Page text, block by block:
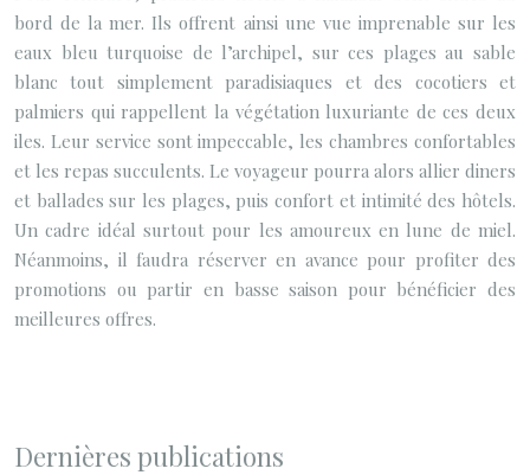
bord de la mer. Ils offrent ainsi une vue imprenable sur les
eaux bleu turquoise de l’archipel, sur ces plages au sable
blanc tout simplement paradisiaques et des cocotiers et
palmiers qui rappellent la végétation luxuriante de ces deux
iles. Leur service sont impeccable, les chambres confortables
et les repas succulents. Le voyageur pourra alors allier diners
et ballades sur les plages, puis confort et intimité des hôtels.
Un cadre idéal surtout pour les amoureux en lune de miel.
Néanmoins, il faudra réserver en avance pour profiter des
promotions ou partir en basse saison pour bénéficier des
meilleures offres.
Dernières publications